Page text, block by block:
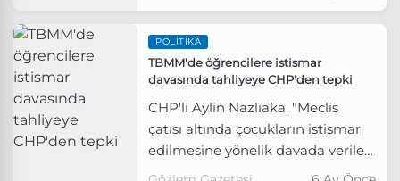
POLITIKA
TBMM'de öğrencilere istismar
davasında tahliyeye CHP'den tepki
CHP'li Aylin Nazlıaka, "Meclis
çatısı altında çocukların istismar
edilmesine yönelik davada verilen
tahliye kararı, adalet duygusunu,